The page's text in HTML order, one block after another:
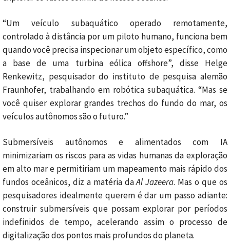
“Um veículo subaquático operado remotamente,
controlado à distância por um piloto humano, funciona bem
quando você precisa inspecionar um objeto específico, como
a base de uma turbina eólica offshore”, disse Helge
Renkewitz, pesquisador do instituto de pesquisa alemão
Fraunhofer, trabalhando em robótica subaquática. “Mas se
você quiser explorar grandes trechos do fundo do mar, os
veículos autônomos são o futuro.”
Submersíveis autônomos e alimentados com IA
minimizariam os riscos para as vidas humanas da exploração
em alto mar e permitiriam um mapeamento mais rápido dos
fundos oceânicos, diz a matéria daAl Jazeera. Mas o que os
pesquisadores idealmente querem é dar um passo adiante:
construir submersíveis que possam explorar por períodos
indefinidos de tempo, acelerando assim o processo de
digitalização dos pontos mais profundos do planeta.